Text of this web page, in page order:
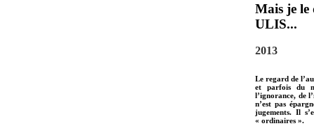
Mais je le
ULIS...
2013
Le regard de
et parfois du
l’ignorance, de
n’est pas
jugements. Il
« ordinaires ».